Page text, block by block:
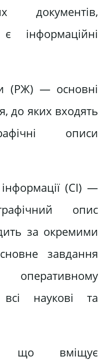
документів,
інформаційні
(РЖ) — основні
до яких входять
описи
(СІ) —
опис
за окремими
завдання
наукові та
що вміщує